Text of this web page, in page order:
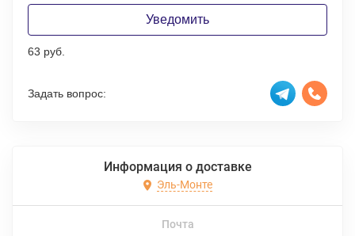
Уведомить
63 руб.
Задать вопрос:
Информация о доставке
Эль-Монте
Почта